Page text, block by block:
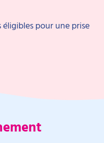
pour une prise